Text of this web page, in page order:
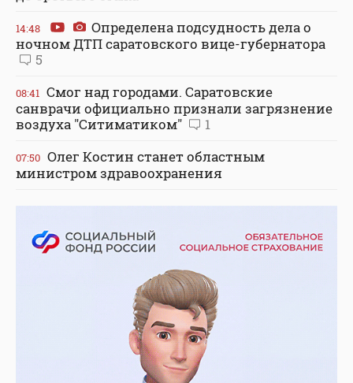
14:48
Определена подсудность дела о
ночном ДТП саратовского вице-губернатора
5
08:41 Смог над городами. Саратовские
санврачи официально признали загрязнение
воздуха "Ситиматиком"
1
07:50 Олег Костин станет областным
министром здравоохранения